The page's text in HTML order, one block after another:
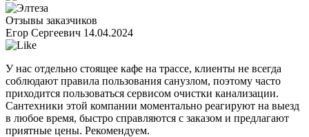
Отзывы заказчиков
Егор Сергеевич 14.04.2024
У нас отдельно стоящее кафе на трассе, клиенты не всегда
соблюдают правила пользования санузлом, поэтому часто
приходится пользоваться сервисом очистки канализации.
Сантехники этой компании моментально реагируют на выезд
в любое время, быстро справляются с заказом и предлагают
приятные цены. Рекомендуем.